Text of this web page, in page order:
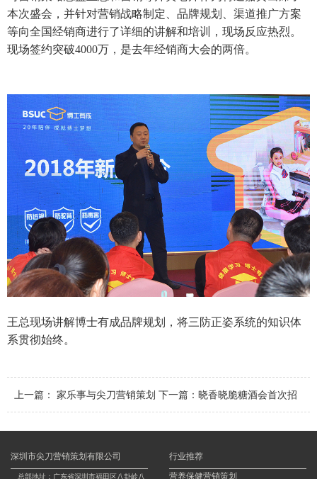
本次盛会，并针对营销战略制定、品牌规划、渠道推广方案
等向全国经销商进行了详细的讲解和培训，现场反应热烈。
现场签约突破4000万，是去年经销商大会的两倍。
王总现场讲解博士有成品牌规划，将三防正姿系统的知识体
系贯彻始终。
上一篇： 家乐事与尖刀营销策划
公司签署战略合作协议
下一篇： 晓香晓脆糖酒会首次招
商 两天签约近百经销商
深圳市尖刀营销策划有限公司
总部地址：广东省深圳市福田区八卦岭八
行业推荐
营养保健营销策划